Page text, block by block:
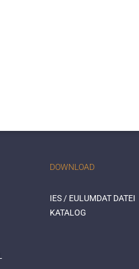
DOWNLOAD
IES / EULUMDAT DATEI
KATALOG